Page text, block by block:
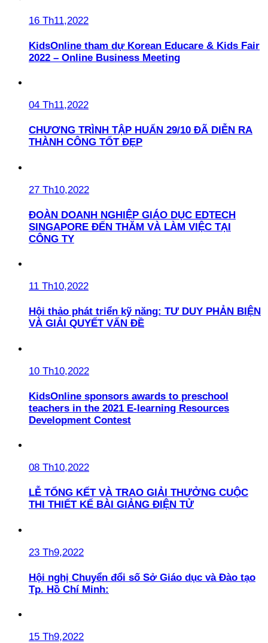
16 Th11,2022
KidsOnline tham dự Korean Educare & Kids Fair
2022 – Online Business Meeting
04 Th11,2022
CHƯƠNG TRÌNH TẬP HUẤN 29/10 ĐÃ DIỄN RA
THÀNH CÔNG TỐT ĐẸP
27 Th10,2022
ĐOÀN DOANH NGHIỆP GIÁO DỤC EDTECH
SINGAPORE ĐẾN THĂM VÀ LÀM VIỆC TẠI
CÔNG TY
11 Th10,2022
Hội thảo phát triển kỹ năng: TƯ DUY PHẢN BIỆN
VÀ GIẢI QUYẾT VẤN ĐỀ
10 Th10,2022
KidsOnline sponsors awards to preschool
teachers in the 2021 E-learning Resources
Development Contest
08 Th10,2022
LỄ TỔNG KẾT VÀ TRAO GIẢI THƯỞNG CUỘC
THI THIẾT KẾ BÀI GIẢNG ĐIỆN TỬ
23 Th9,2022
Hội nghị Chuyển đổi số Sở Giáo dục và Đào tạo
Tp. Hồ Chí Minh:
15 Th9,2022